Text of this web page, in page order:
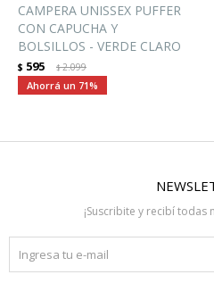
CAMPERA UNISSEX PUFFER
CON CAPUCHA Y
BOLSILLOS - VERDE CLARO
$ 595 $2.099
71
¡Suscribite y recibí todas